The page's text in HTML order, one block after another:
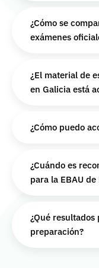
¿Cómo se
exámenes
¿El material de
en Galicia está
¿Cómo puedo
¿Cuándo es
para la EBAU
¿Qué
preparación?